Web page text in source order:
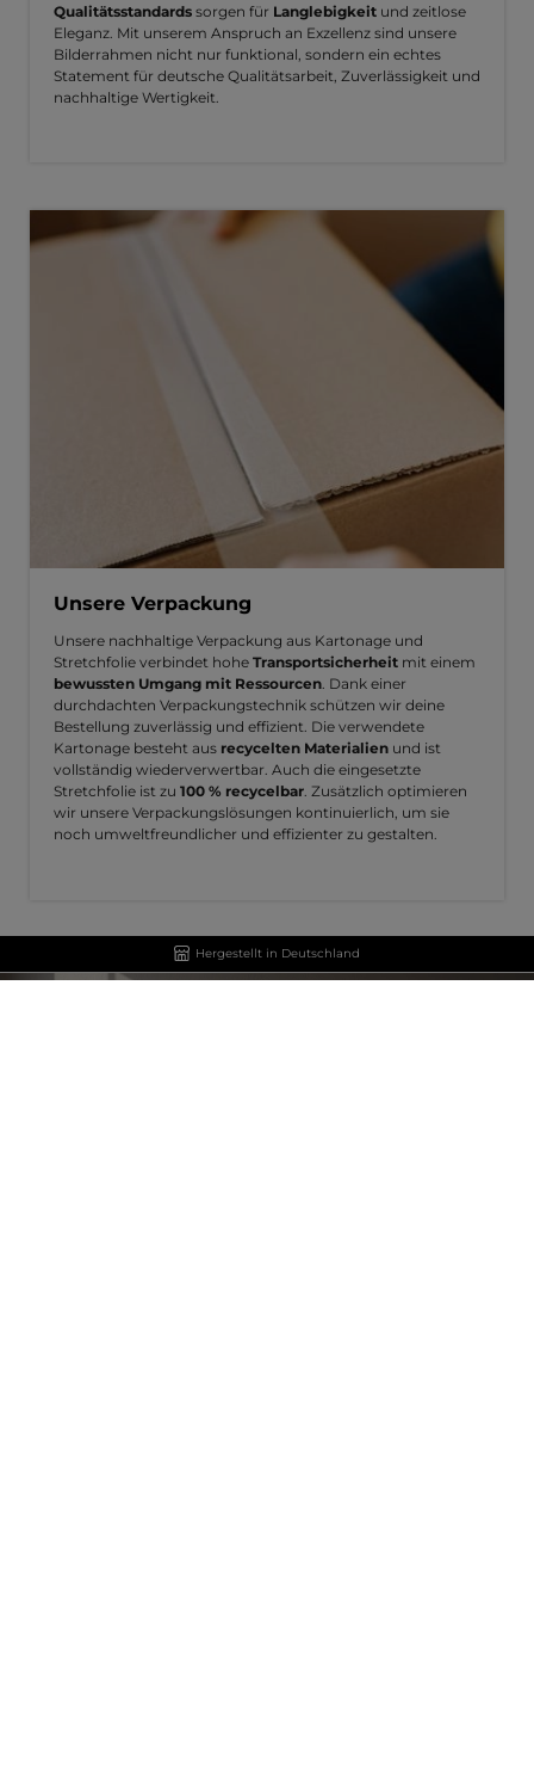
Qualitätsstandards sorgen für Langlebigkeit und zeitlose
Eleganz. Mit unserem Anspruch an Exzellenz sind unsere
Bilderrahmen nicht nur funktional, sondern ein echtes
Statement für deutsche Qualitätsarbeit, Zuverlässigkeit und
nachhaltige Wertigkeit.
Unsere Verpackung
Unsere nachhaltige Verpackung aus Kartonage und
Stretchfolie verbindet hohe Transportsicherheit mit einem
bewussten Umgang mit Ressourcen. Dank einer
durchdachten Verpackungstechnik schützen wir deine
Bestellung zuverlässig und effizient. Die verwendete
Kartonage besteht aus recycelten Materialien und ist
vollständig wiederverwertbar. Auch die eingesetzte
Stretchfolie ist zu 100 % recycelbar. Zusätzlich optimieren
wir unsere Verpackungslösungen kontinuierlich, um sie
noch umweltfreundlicher und effizienter zu gestalten.
Hergestellt in Deutschland